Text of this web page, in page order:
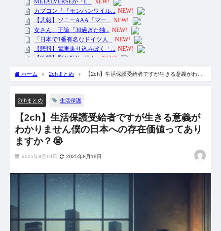
ホーム 2chまとめ
【2ch】生活保護受給者ですが生きる意義がわか
2chまとめ 生活保護
【2ch】生活保護受給者ですが生きる意義が
わかりません僕の日本への存在価値ってあり
ますか？😭
2025年8月19日 2025年8月19日